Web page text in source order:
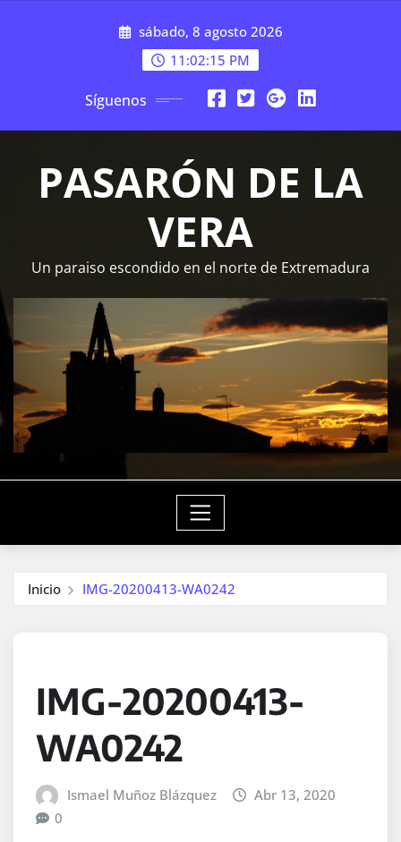
sábado, 8 agosto 2026
11:02:16 PM
Síguenos
PASARÓN DE LA
VERA
Un paraiso escondido en el norte de Extremadura
Inicio IMG-20200413-WA0242
IMG-20200413-
WA0242
Ismael Muñoz Blázquez
Abr 13, 2020
0